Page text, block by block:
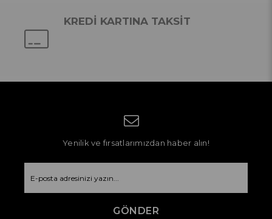
KREDİ KARTINA TAKSİT
Yenilik ve fırsatlarımızdan haber alın!
GÖNDER